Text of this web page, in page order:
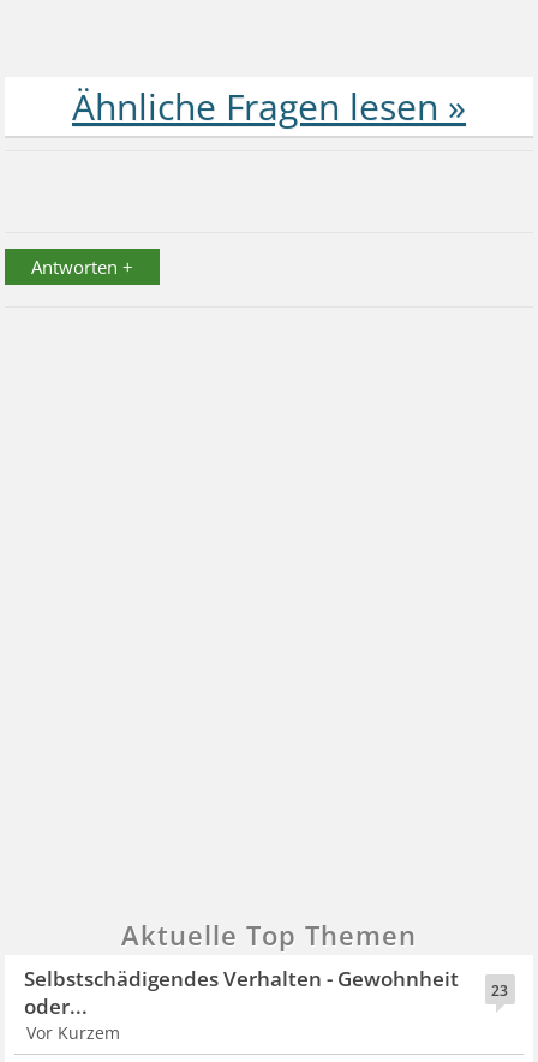
Antworten +
Aktuelle Top Themen
23
Selbstschädigendes Verhalten - Gewohnheit
oder...
Vor Kurzem